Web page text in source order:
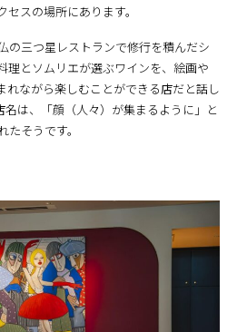
スの場所にあります。
の三つ星レストランで修行を積んだシ
理とソムリエが選ぶワインを、絵画や
れながら楽しむことができる店だと話し
名は、「顔（人々）が集まるように」と
そうです。